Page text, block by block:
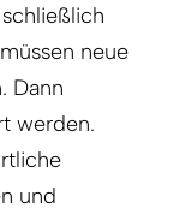
neue
Dann
werden.
und